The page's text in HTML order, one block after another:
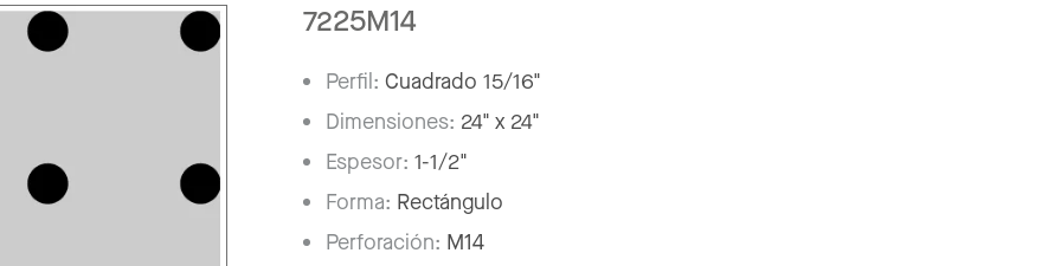
7225M14
Perfil:Cuadrado 15/16"
Dimensiones: 24" x 24"
Espesor:1-1/2"
Forma: Rectángulo
Perforación: M14